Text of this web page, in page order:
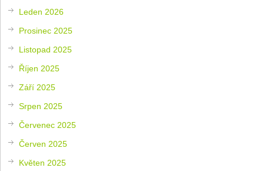
Leden 2026
Prosinec 2025
Listopad 2025
Říjen 2025
Září 2025
Srpen 2025
Červenec 2025
Červen 2025
Květen 2025